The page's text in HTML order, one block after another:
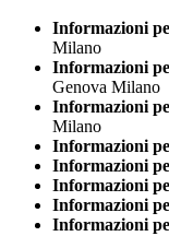
Informazioni
Milano
Informazioni
Genova Milano
Informazioni
Milano
Informazioni
Informazioni
Informazioni
Informazioni
Informazioni